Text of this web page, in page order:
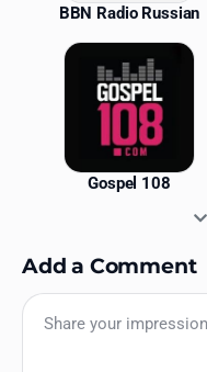
BBN Radio Russian
Gospel 108
Add a Comment